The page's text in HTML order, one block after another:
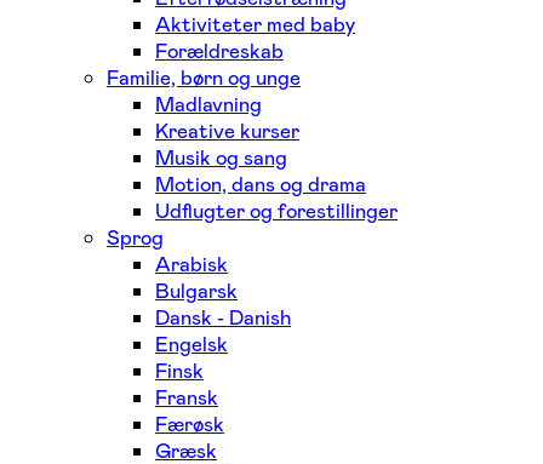
Aktiviteter med baby
Forældreskab
Familie, børn og unge
Madlavning
Kreative kurser
Musik og sang
Motion, dans og drama
Udflugter og forestillinger
Sprog
Arabisk
Bulgarsk
Dansk - Danish
Engelsk
Finsk
Fransk
Færøsk
Græsk